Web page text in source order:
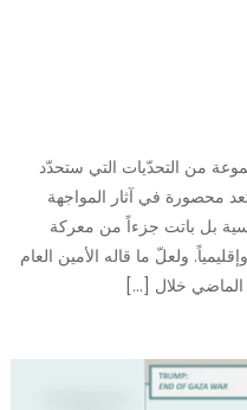
من التحدّيات التي ستحدّد
محصورة في آثار المواجهة
بل باتت جزءاً من معركة
ولعلّ ما قاله الأمين العام
خلال […]